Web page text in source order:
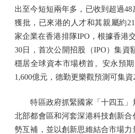
出至今短短兩年多，已收到超過48
獲批，已來港的人才和其親屬約
家企業在香港排隊IPO，根據香港
30日，首次公開招股（IPO）集資
穩居全球資本市場榜首。安永預
1,600億元，德勤更樂觀預測可集資
特區政府抓緊國家「十四五」
北部都會區和河套深港科技創新
勢互補，並以創新思維結合市場